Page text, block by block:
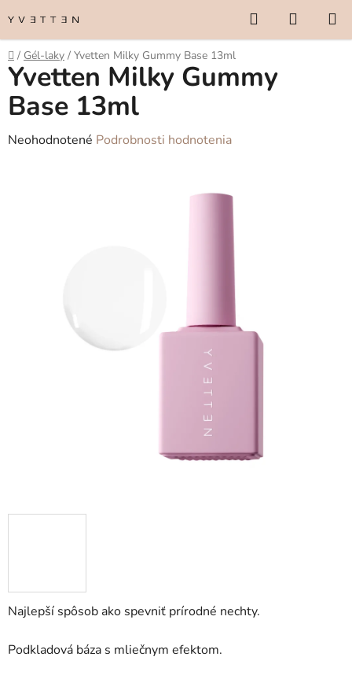
na
obsah
Hľadať
KOŠÍK
Domov
/ Gél-laky / Yvetten Milky Gummy Base 13ml
Najlepší spôsob ako spevniť prírodné nechty.
Podkladová báza s mliečnym efektom.
Yvetten Milky Gummy
Base 13ml
Priemerné
Neohodnotené Podrobnosti hodnotenia